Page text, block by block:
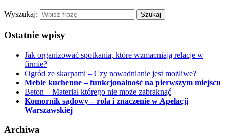
Wyszukaj:
Ostatnie wpisy
Jak organizować spotkania, które wzmacniają relacje w
firmie?
Ogród ze skarpami – Czy nawadnianie jest możliwe?
Meble kuchenne – funkcjonalność na pierwszym miejscu
Beton – Materiał którego nie może zabraknąć
Komornik sądowy – rola i znaczenie w Apelacji
Warszawskiej
Archiwa